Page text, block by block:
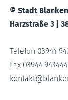
© Stadt
Harzstraße 3 |
Telefon 03944
Fax 03944 943444
kontakt@